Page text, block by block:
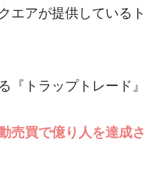
エアが提供している
『トラップトレード
売買で億り人を達成